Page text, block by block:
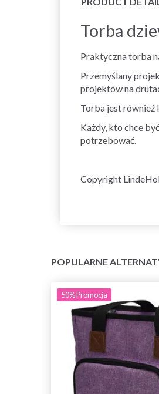
Torba
Praktyczna torba
Przemyślany
projektów na
Torba jest
Każdy, kto chce
potrzebować.
Copyright
POPULARNE
50%Promocja